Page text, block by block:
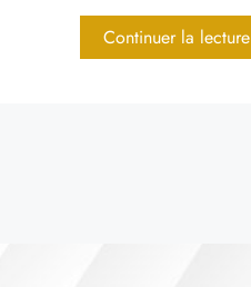
Continuer la lecture